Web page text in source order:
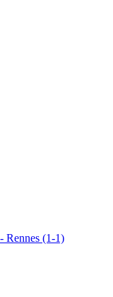
Rennes (1-1)